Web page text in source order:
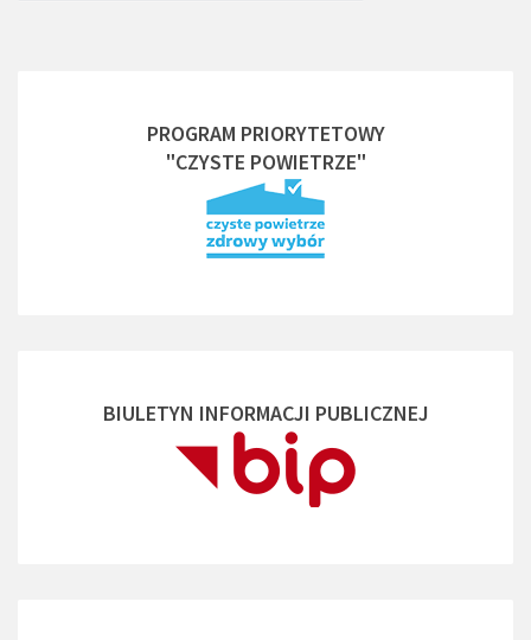
PROGRAM PRIORYTETOWY
"CZYSTE POWIETRZE"
BIULETYN INFORMACJI PUBLICZNEJ